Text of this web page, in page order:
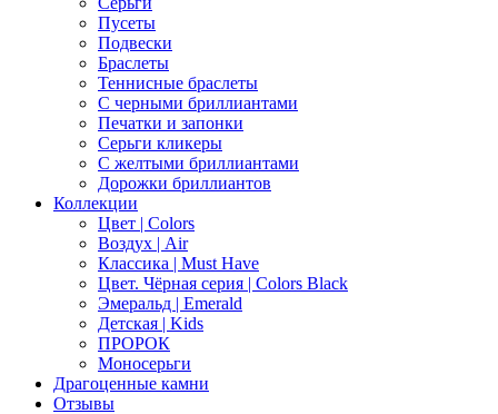
Пусеты
Подвески
Браслеты
Теннисные браслеты
C черными бриллиантами
Печатки и запонки
Серьги кликеры
С желтыми бриллиантами
Дорожки бриллиантов
Коллекции
Цвет | Colors
Воздух | Air
Классика | Must Have
Цвет. Чёрная серия | Colors Black
Эмеральд | Emerald
Детская | Kids
ПРОРОК
Моносерьги
Драгоценные камни
Отзывы